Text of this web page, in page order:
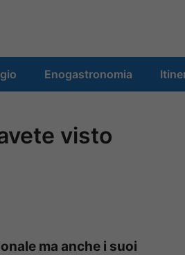
Enogastronomia
visto
ma anche i suoi